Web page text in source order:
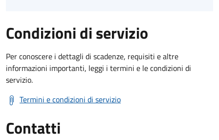
Condizioni di servizio
Per conoscere i dettagli di scadenze, requisiti e altre
informazioni importanti, leggi i termini e le condizioni di
servizio.
Termini e condizioni di servizio
Contatti